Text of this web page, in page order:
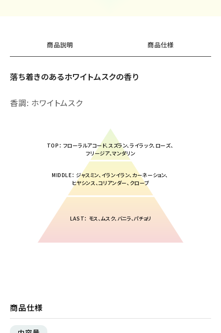
商品説明 商品仕様
落ち着きのあるホワイトムスクの香り
香調: ホワイトムスク
TOP： フローラルアコード、スズラン、ライラック、ローズ、
フリージア、マンダリン
MIDDLE： ジャスミン、イランイラン、カーネーション、
ヒヤシンス、コリアンダー、クローブ
LAST： モス、ムスク、バニラ、パチョリ
商品仕様